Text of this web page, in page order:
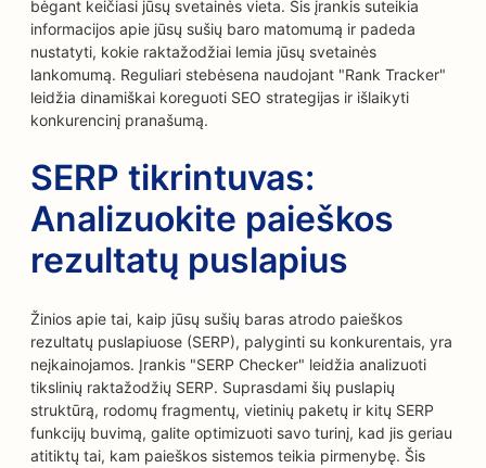
bėgant keičiasi jūsų svetainės vieta. Šis įrankis suteikia
informacijos apie jūsų sušių baro matomumą ir padeda
nustatyti, kokie raktažodžiai lemia jūsų svetainės
lankomumą. Reguliari stebėsena naudojant "Rank Tracker"
leidžia dinamiškai koreguoti SEO strategijas ir išlaikyti
konkurencinį pranašumą.
SERP tikrintuvas:
Analizuokite paieškos
rezultatų puslapius
Žinios apie tai, kaip jūsų sušių baras atrodo paieškos
rezultatų puslapiuose (SERP), palyginti su konkurentais, yra
neįkainojamos. Įrankis "SERP Checker" leidžia analizuoti
tikslinių raktažodžių SERP. Suprasdami šių puslapių
struktūrą, rodomų fragmentų, vietinių paketų ir kitų SERP
funkcijų buvimą, galite optimizuoti savo turinį, kad jis geriau
atitiktų tai, kam paieškos sistemos teikia pirmenybę. Šis